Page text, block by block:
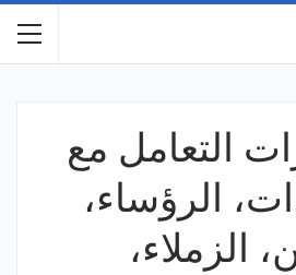
التعامل مع
الرؤساء،
الزملاء،